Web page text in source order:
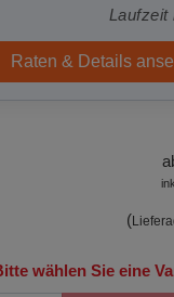
Laufzeit
Raten & Details
(
wählen Sie eine